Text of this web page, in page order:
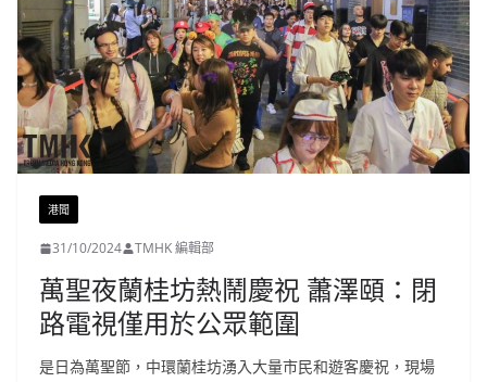
港聞
31/10/2024 TMHK 編輯部
萬聖夜蘭桂坊熱鬧慶祝 蕭澤頤：閉
路電視僅用於公眾範圍
是日為萬聖節，中環蘭桂坊湧入大量市民和遊客慶祝，現場